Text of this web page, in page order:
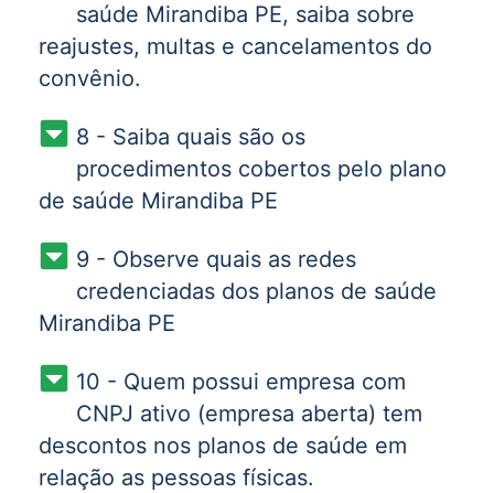
saúde Mirandiba PE, saiba sobre
reajustes, multas e cancelamentos do
convênio.
8 - Saiba quais são os
procedimentos cobertos pelo plano
de saúde Mirandiba PE
9 - Observe quais as redes
credenciadas dos planos de saúde
Mirandiba PE
10 - Quem possui empresa com
CNPJ ativo (empresa aberta) tem
descontos nos planos de saúde em
relação as pessoas físicas.